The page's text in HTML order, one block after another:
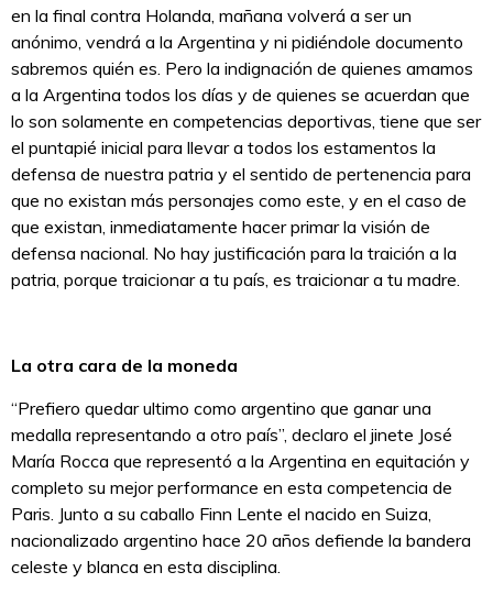
en la final contra Holanda, mañana volverá a ser un
anónimo, vendrá a la Argentina y ni pidiéndole documento
sabremos quién es. Pero la indignación de quienes amamos
a la Argentina todos los días y de quienes se acuerdan que
lo son solamente en competencias deportivas, tiene que ser
el puntapié inicial para llevar a todos los estamentos la
defensa de nuestra patria y el sentido de pertenencia para
que no existan más personajes como este, y en el caso de
que existan, inmediatamente hacer primar la visión de
defensa nacional. No hay justificación para la traición a la
patria, porque traicionar a tu país, es traicionar a tu madre.
La otra cara de la moneda
“Prefiero quedar ultimo como argentino que ganar una
medalla representando a otro país”, declaro el jinete José
María Rocca que representó a la Argentina en equitación y
completo su mejor performance en esta competencia de
Paris. Junto a su caballo Finn Lente el nacido en Suiza,
nacionalizado argentino hace 20 años defiende la bandera
celeste y blanca en esta disciplina.